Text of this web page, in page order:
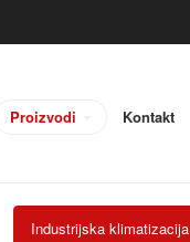
Proizvodi Kontakt
Industrijska klimatizacija